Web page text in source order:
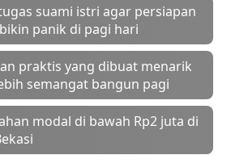
suami istri agar persiapan
panik di pagi hari
praktis yang dibuat menarik
semangat bangun pagi
modal di bawah Rp2 juta di